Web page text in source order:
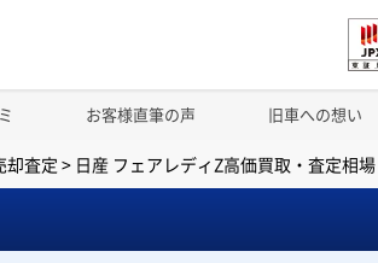
お客様直筆の声 旧車への想い
却査定 > 日産 フェアレディZ高価買取・査定相場